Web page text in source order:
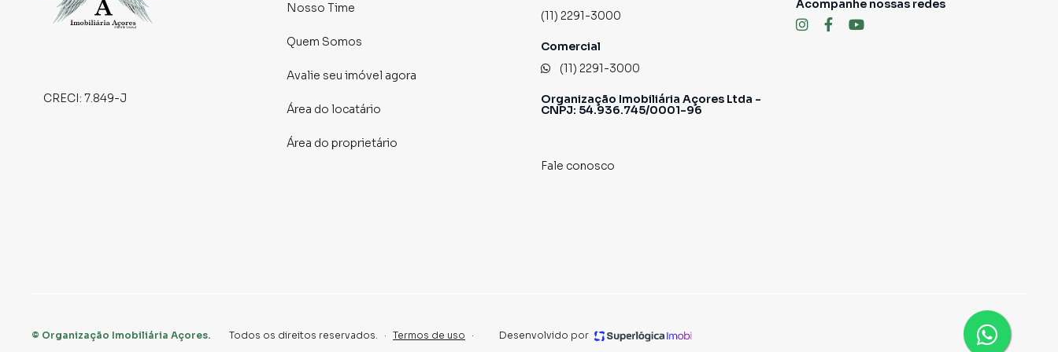
Sujeito a alteração sem aviso prévio.
CRECI: 7.849-J
Nosso Time
Quem Somos
Avalie seu imóvel agora
Área do locatário
Área do proprietário
(11) 2291-3000
Comercial
(11) 2291-3000
Organização Imobiliária Açores Ltda -
CNPJ: 54.936.745/0001-96
Fale conosco
Acompanhe nossas redes
© Organização Imobiliária Açores. Todos os direitos reservados. · Termos de uso · Desenvolvido por